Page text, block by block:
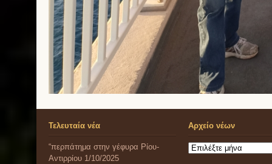
Τελευταία νέα
“περπάτημα στην γέφυρα Ρίου-
Αντιρρίου 1/10/2025
Αρχείο νέων
Αρχείο